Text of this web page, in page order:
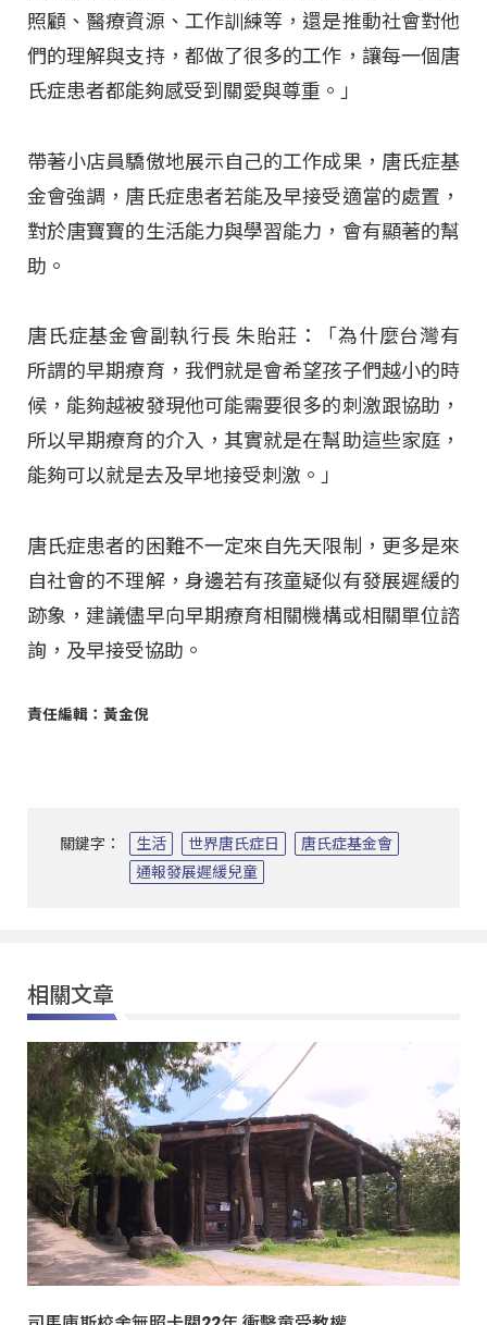
照顧、醫療資源、工作訓練等，還是推動社會對他
們的理解與支持，都做了很多的工作，讓每一個唐
氏症患者都能夠感受到關愛與尊重。」
帶著小店員驕傲地展示自己的工作成果，唐氏症基
金會強調，唐氏症患者若能及早接受適當的處置，
對於唐寶寶的生活能力與學習能力，會有顯著的幫
助。
唐氏症基金會副執行長 朱貽莊：「為什麼台灣有
所謂的早期療育，我們就是會希望孩子們越小的時
候，能夠越被發現他可能需要很多的刺激跟協助，
所以早期療育的介入，其實就是在幫助這些家庭，
能夠可以就是去及早地接受刺激。」
唐氏症患者的困難不一定來自先天限制，更多是來
自社會的不理解，身邊若有孩童疑似有發展遲緩的
跡象，建議儘早向早期療育相關機構或相關單位諮
詢，及早接受協助。
責任編輯：黃金倪
關鍵字： 生活 世界唐氏症日
唐氏症基金會
通報發展遲緩兒童
相關文章